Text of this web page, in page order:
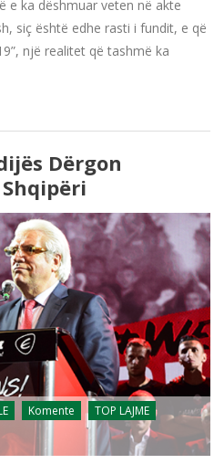
e ka dëshmuar veten në akte
siç është edhe rasti i fundit, e që
një realitet që tashmë ka
Dërgon
Komente TOP LAJME